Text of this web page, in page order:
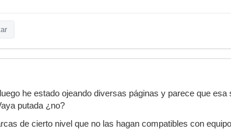
he estado ojeando diversas páginas y parece que
putada ¿no?
de cierto nivel que no las hagan compatibles con